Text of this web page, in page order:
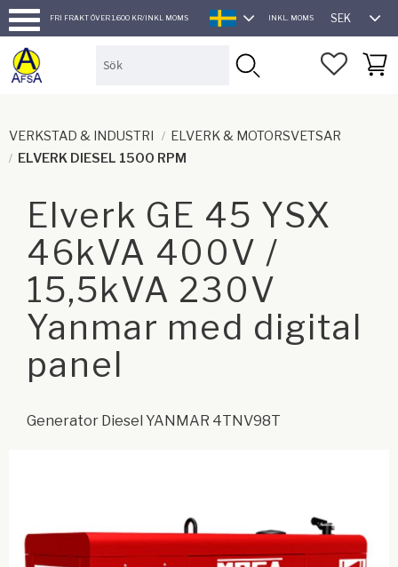
Meny
FRI FRAKT ÖVER 1.600 KR/INKL MOMS
SVENSKA
INKL. MOMS SEK
VERKSTAD & INDUSTRI
ELVERK & MOTORSVETSAR
ELVERK DIESEL 1500 RPM
Elverk GE 45 YSX
46kVA 400V /
15,5kVA 230V
Yanmar med digital
panel
Generator Diesel YANMAR 4TNV98T